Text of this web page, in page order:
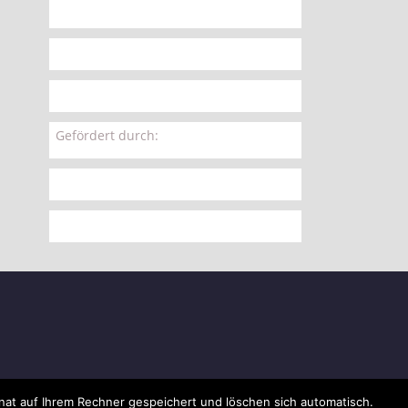
Gefördert durch:
auf Ihrem Rechner gespeichert und löschen sich automatisch.